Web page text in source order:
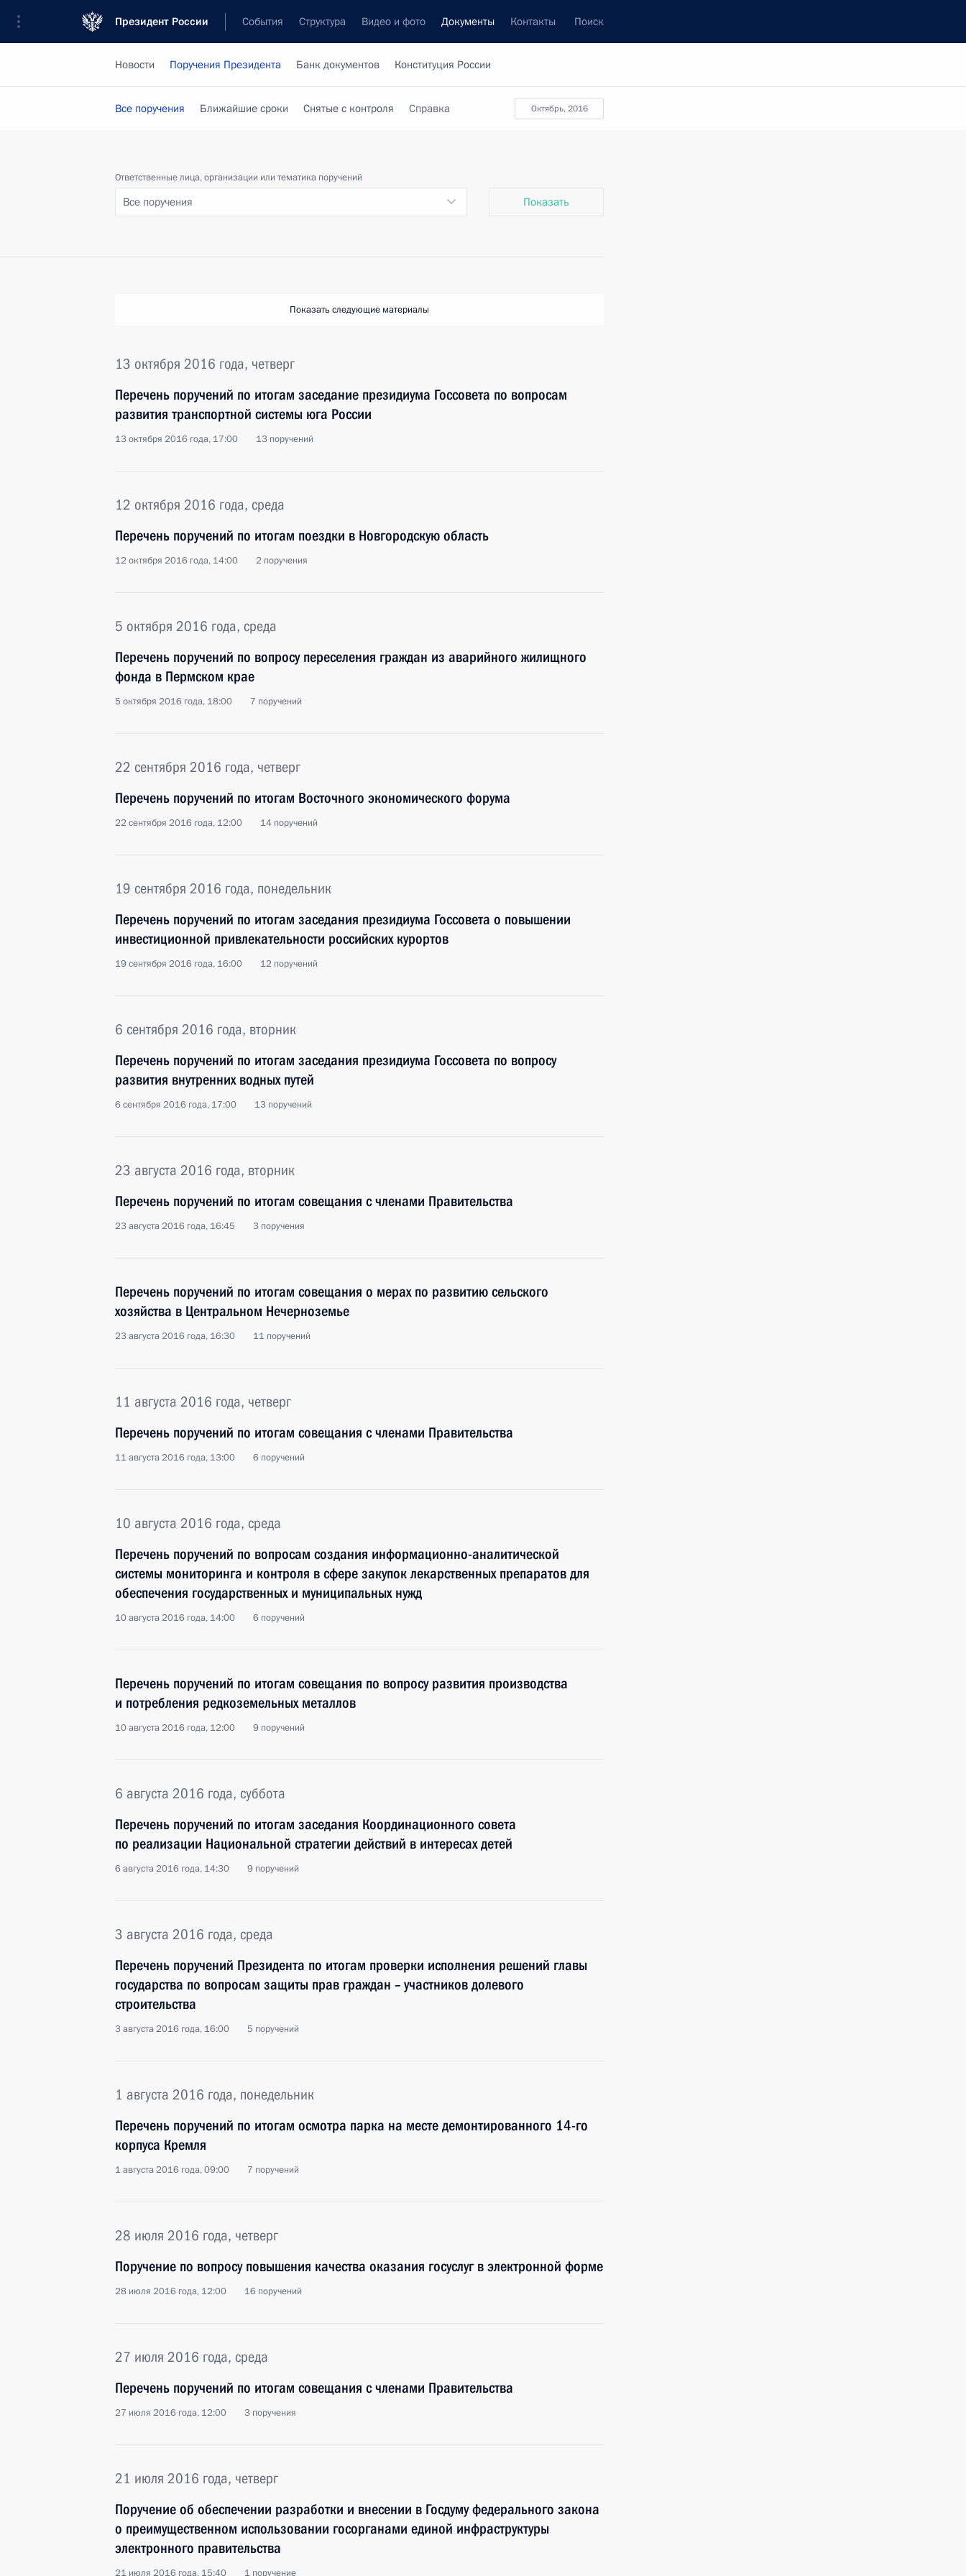
Президент России События Структура Видео и фото Документы Контакты Поиск
Новости Поручения Президента Банк документов Конституция России
октябрь, 2016
Все поручения Ближайшие сроки Снятые с контроля Справка
Ответственные лица, организации или тематика поручений
Все поручения Показать
Показать следующие материалы
13 октября 2016 года, четверг
Перечень поручений по итогам заседание президиума Госсовета по вопросам
развития транспортной системы юга России
13 октября 2016 года, 17:00 13 поручений
12 октября 2016 года, среда
Перечень поручений по итогам поездки в Новгородскую область
12 октября 2016 года, 14:00 2 поручения
5 октября 2016 года, среда
Перечень поручений по вопросу переселения граждан из аварийного жилищного
фонда в Пермском крае
5 октября 2016 года, 18:00 7 поручений
22 сентября 2016 года, четверг
Перечень поручений по итогам Восточного экономического форума
22 сентября 2016 года, 12:00 14 поручений
19 сентября 2016 года, понедельник
Перечень поручений по итогам заседания президиума Госсовета о повышении
инвестиционной привлекательности российских курортов
19 сентября 2016 года, 16:00 12 поручений
6 сентября 2016 года, вторник
Перечень поручений по итогам заседания президиума Госсовета по вопросу
развития внутренних водных путей
6 сентября 2016 года, 17:00 13 поручений
23 августа 2016 года, вторник
Перечень поручений по итогам совещания с членами Правительства
23 августа 2016 года, 16:45 3 поручения
Перечень поручений по итогам совещания о мерах по развитию сельского
хозяйства в Центральном Нечерноземье
23 августа 2016 года, 16:30 11 поручений
11 августа 2016 года, четверг
Перечень поручений по итогам совещания с членами Правительства
11 августа 2016 года, 13:00 6 поручений
10 августа 2016 года, среда
Перечень поручений по вопросам создания информационно-аналитической
системы мониторинга и контроля в сфере закупок лекарственных препаратов для
обеспечения государственных и муниципальных нужд
10 августа 2016 года, 14:00 6 поручений
Перечень поручений по итогам совещания по вопросу развития производства
и потребления редкоземельных металлов
10 августа 2016 года, 12:00 9 поручений
6 августа 2016 года, суббота
Перечень поручений по итогам заседания Координационного совета
по реализации Национальной стратегии действий в интересах детей
6 августа 2016 года, 14:30 9 поручений
3 августа 2016 года, среда
Перечень поручений Президента по итогам проверки исполнения решений главы
государства по вопросам защиты прав граждан – участников долевого
строительства
3 августа 2016 года, 16:00 5 поручений
1 августа 2016 года, понедельник
Перечень поручений по итогам осмотра парка на месте демонтированного 14-го
корпуса Кремля
1 августа 2016 года, 09:00 7 поручений
28 июля 2016 года, четверг
Поручение по вопросу повышения качества оказания госуслуг в электронной форме
28 июля 2016 года, 12:00 16 поручений
27 июля 2016 года, среда
Перечень поручений по итогам совещания с членами Правительства
27 июля 2016 года, 12:00 3 поручения
21 июля 2016 года, четверг
Поручение об обеспечении разработки и внесении в Госдуму федерального закона
о преимущественном использовании госорганами единой инфраструктуры
электронного правительства
21 июля 2016 года, 15:40 1 поручение